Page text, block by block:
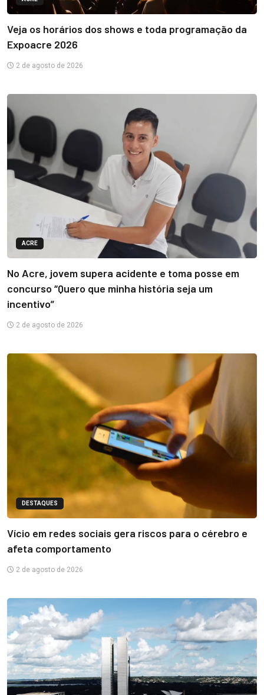
Veja os horários dos shows e toda programação da
Expoacre 2026
2 de agosto de 2026
ACRE
No Acre, jovem supera acidente e toma posse em
concurso “Quero que minha história seja um
incentivo”
2 de agosto de 2026
DESTAQUES
Vício em redes sociais gera riscos para o cérebro e
afeta comportamento
2 de agosto de 2026